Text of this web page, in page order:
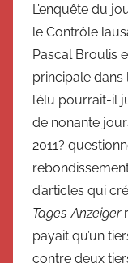
L’enquête du
le Contrôle
Pascal Broulis
principale dans
l’élu pourrait-il
de nonante
2011?
d’articles qui
Tages-Anzeiger
payait qu’un
contre deux